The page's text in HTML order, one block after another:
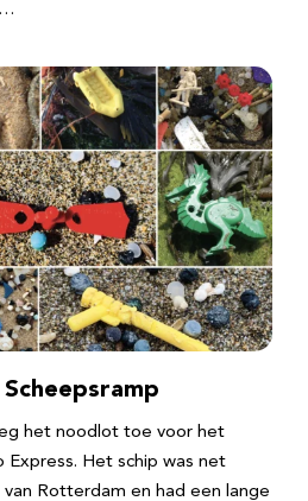
het noodlot toe voor het
Express. Het schip was net
Rotterdam en had een lange